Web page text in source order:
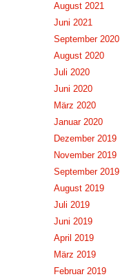
August 2021
Juni 2021
September 2020
August 2020
Juli 2020
Juni 2020
März 2020
Januar 2020
Dezember 2019
November 2019
September 2019
August 2019
Juli 2019
Juni 2019
April 2019
März 2019
Februar 2019